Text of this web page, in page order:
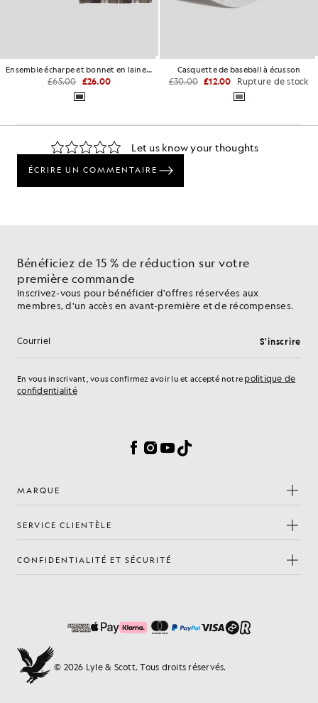
Ensemble écharpe et bonnet en laine d'agneau mélangée
£65.00 £26.00
Casquette de baseball à écusson
£30.00 £12.00 Rupture de stock
Bénéficiez de 15 % de réduction sur votre
première commande
Inscrivez-vous pour bénéficier d'offres réservées aux
membres, d'un accès en avant-première et de récompenses.
Adresse e-mail S'inscrire
En vous inscrivant, vous confirmez avoir lu et accepté notre politique de
confidentialité
Facebook
Instagram
YouTube
TikTok
MARQUE
SERVICE CLIENTÈLE
CONFIDENTIALITÉ ET SÉCURITÉ
© 2026 Lyle & Scott. Tous droits réservés.